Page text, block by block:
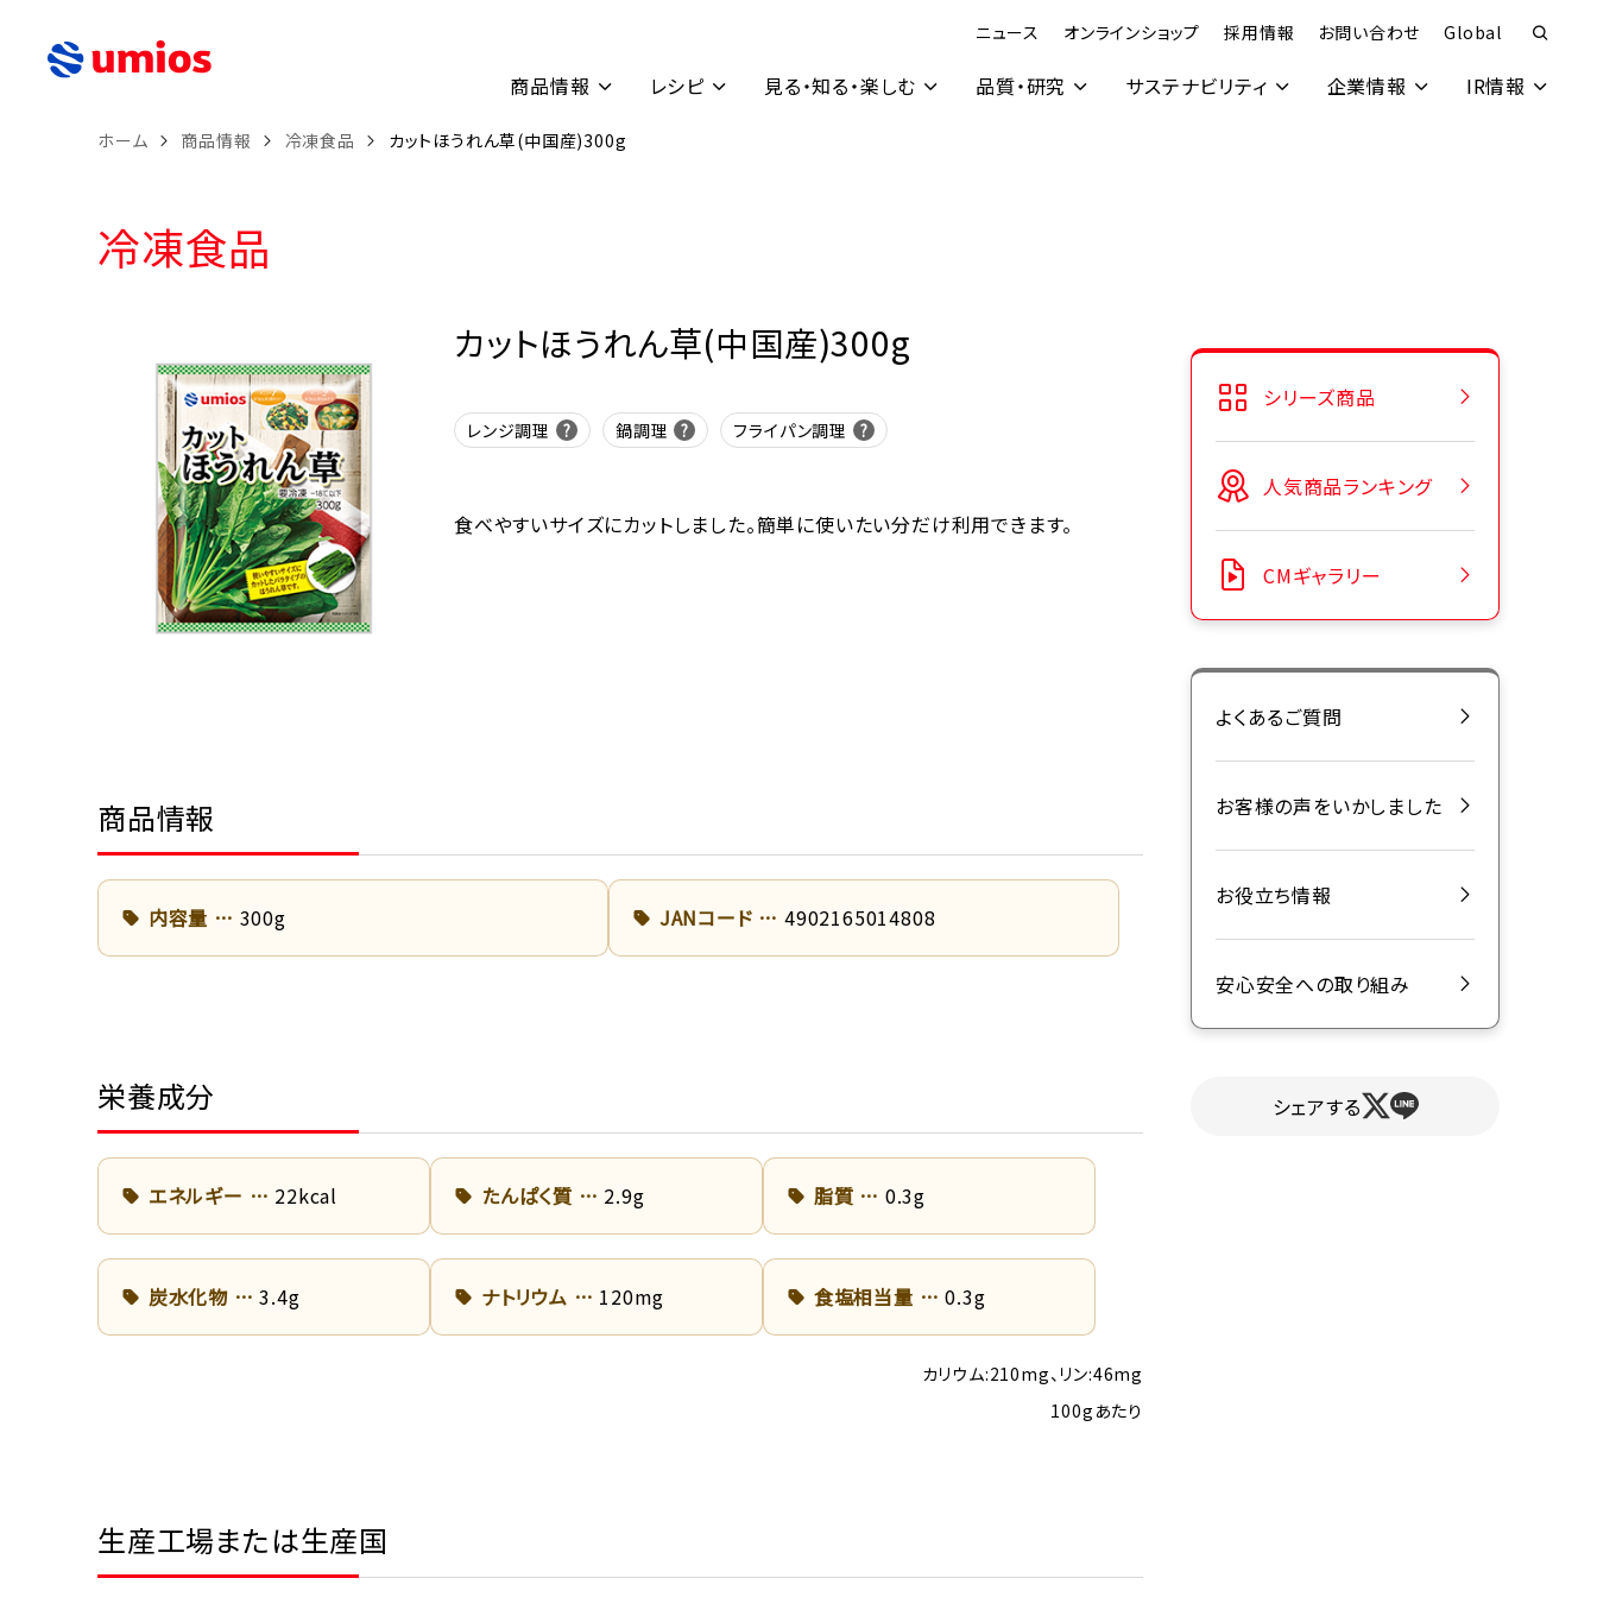
ニュース オンラインショップ 採用情報 お問い合わせ Global
商品情報 レシピ 見る・知る・楽しむ 品質・研究 サステナビリティ 企業情報 IR情報
ホーム 商品情報 冷凍食品 カットほうれん草(中国産)300g
冷凍食品
カットほうれん草(中国産)300g
レンジ調理 鍋調理 フライパン調理
食べやすいサイズにカットしました。簡単に使いたい分だけ利用できます。
商品情報
内容量 300g JANコード 4902165014808
栄養成分
エネルギー 22kcal たんぱく質 2.9g 脂質 0.3g
炭水化物 3.4g ナトリウム 120mg 食塩相当量 0.3g
カリウム:210mg、リン:46mg
100gあたり
生産工場または生産国
シリーズ商品
人気商品ランキング
CMギャラリー
よくあるご質問
お客様の声をいかしました
お役立ち情報
安心安全への取り組み
シェアする